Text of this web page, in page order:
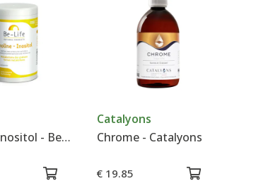
Choline Inositol - Be-Life
Catalyons
Chrome - Catalyons
€ 19.85